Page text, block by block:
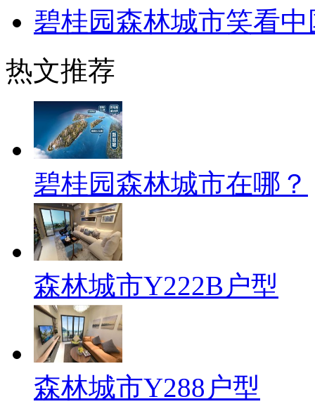
碧桂园森林城市笑看
热文推荐
碧桂园森林城市在哪？
森林城市Y222B户型
森林城市Y288户型